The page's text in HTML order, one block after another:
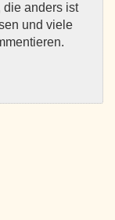
die anders ist
und viele